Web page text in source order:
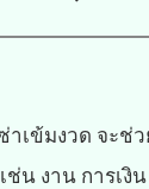
เข้มงวด จะช่
น งาน การเงิ